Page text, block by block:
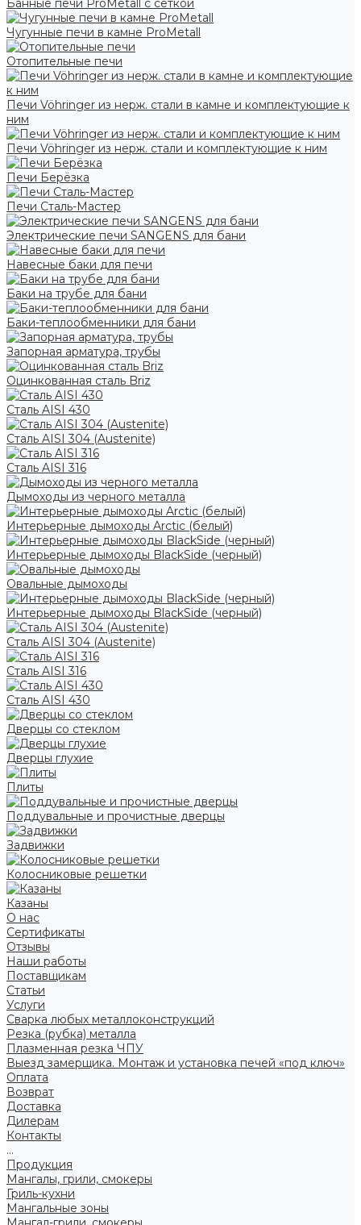
Банные печи ProMetall с сеткой
Чугунные печи в камне ProMetall
Отопительные печи
Печи Vöhringer из нерж. стали в камне и комплектующие к
ним
Печи Vöhringer из нерж. стали и комплектующие к ним
Печи Берёзка
Печи Сталь-Мастер
Электрические печи SANGENS для бани
Навесные баки для печи
Баки на трубе для бани
Баки-теплообменники для бани
Запорная арматура, трубы
Оцинкованная сталь Briz
Сталь AISI 430
Сталь AISI 304 (Austenite)
Сталь AISI 316
Дымоходы из черного металла
Интерьерные дымоходы Arctic (белый)
Интерьерные дымоходы BlackSide (черный)
Овальные дымоходы
Интерьерные дымоходы BlackSide (черный)
Сталь AISI 304 (Austenite)
Сталь AISI 316
Сталь AISI 430
Дверцы со стеклом
Дверцы глухие
Плиты
Поддувальные и прочистные дверцы
Задвижки
Колосниковые решетки
Казаны
О нас
Сертификаты
Отзывы
Наши работы
Поставщикам
Статьи
Услуги
Сварка любых металлоконструкций
Резка (рубка) металла
Плазменная резка ЧПУ
Выезд замерщика. Монтаж и установка печей «под ключ»
Оплата
Возврат
Доставка
Дилерам
Контакты
...
Продукция
Мангалы, грили, смокеры
Гриль-кухни
Мангальные зоны